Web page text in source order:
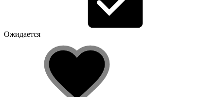
Ожидается